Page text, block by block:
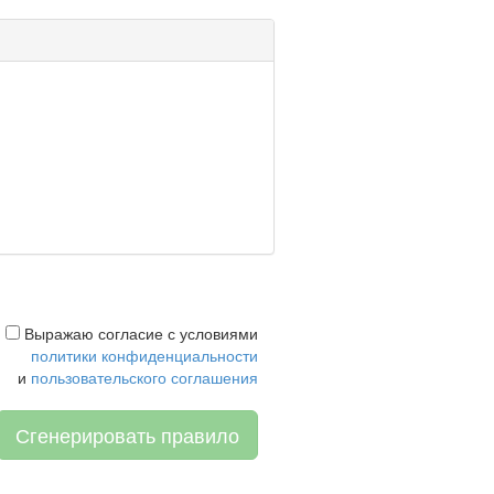
Выражаю согласие с условиями
политики конфиденциальности
и пользовательского соглашения
Сгенерировать правило